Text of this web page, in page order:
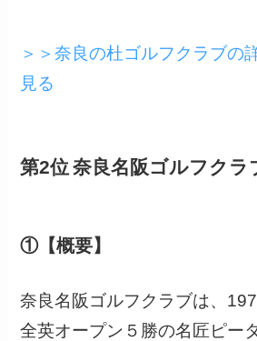
＞＞奈良の杜ゴルフクラブの
見る
第2位 奈良名阪ゴルフクラ
①【概要】
奈良名阪ゴルフクラブは、
全英オープン５勝の名匠ピー